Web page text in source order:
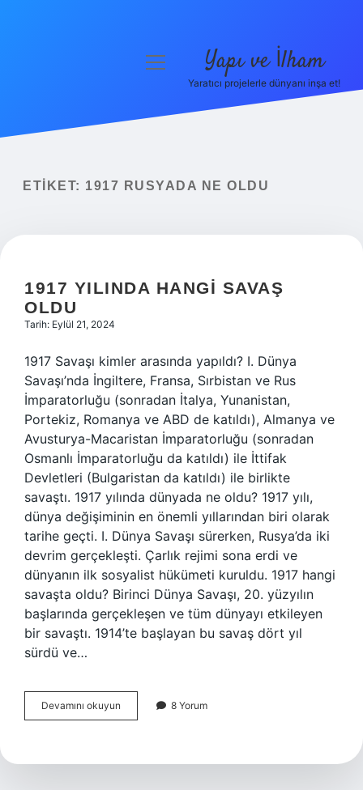
Yasal Uyarı
menüyü
Yapı ve İlham
Yaratıcı projelerle dünyanı inşa et!
ETIKET: 1917 RUSYADA NE OLDU
1917 YILINDA HANGI SAVAŞ
OLDU
Tarih: Eylül 21, 2024
1917 Savaşı kimler arasında yapıldı? I. Dünya
Savaşı’nda İngiltere, Fransa, Sırbistan ve Rus
İmparatorluğu (sonradan İtalya, Yunanistan,
Portekiz, Romanya ve ABD de katıldı), Almanya ve
Avusturya-Macaristan İmparatorluğu (sonradan
Osmanlı İmparatorluğu da katıldı) ile İttifak
Devletleri (Bulgaristan da katıldı) ile birlikte
savaştı. 1917 yılında dünyada ne oldu? 1917 yılı,
dünya değişiminin en önemli yıllarından biri olarak
tarihe geçti. I. Dünya Savaşı sürerken, Rusya’da iki
devrim gerçekleşti. Çarlık rejimi sona erdi ve
dünyanın ilk sosyalist hükümeti kuruldu. 1917 hangi
savaşta oldu? Birinci Dünya Savaşı, 20. yüzyılın
başlarında gerçekleşen ve tüm dünyayı etkileyen
bir savaştı. 1914’te başlayan bu savaş dört yıl
sürdü ve…
Devamını okuyun
Yılında
Oldu
8 Yorum